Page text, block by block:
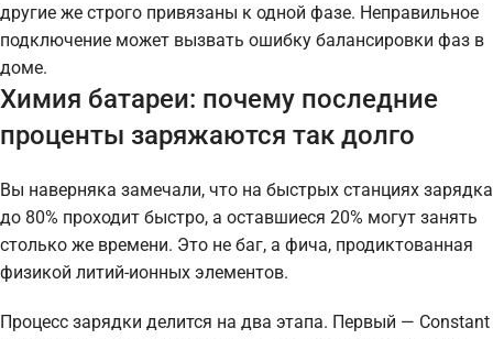
другие же строго привязаны к одной фазе. Неправильное
подключение может вызвать ошибку балансировки фаз в
доме.
Химия батареи: почему последние
проценты заряжаются так долго
Вы наверняка замечали, что на быстрых станциях зарядка
до 80% проходит быстро, а оставшиеся 20% могут занять
столько же времени. Это не баг, а фича, продиктованная
физикой литий-ионных элементов.
Процесс зарядки делится на два этапа. Первый — Constant